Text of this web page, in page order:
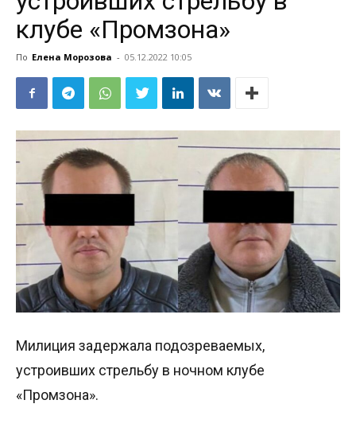
клубе «Промзона»
По Елена Морозова - 05.12.2022 10:05
Милиция задержала подозреваемых,
устроивших стрельбу в ночном клубе
«Промзона».